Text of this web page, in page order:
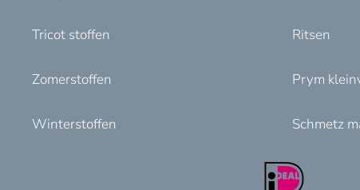
Tricot stoffen
Zomerstoffen
Winterstoffen
Ritsen
Prym
Schmetz